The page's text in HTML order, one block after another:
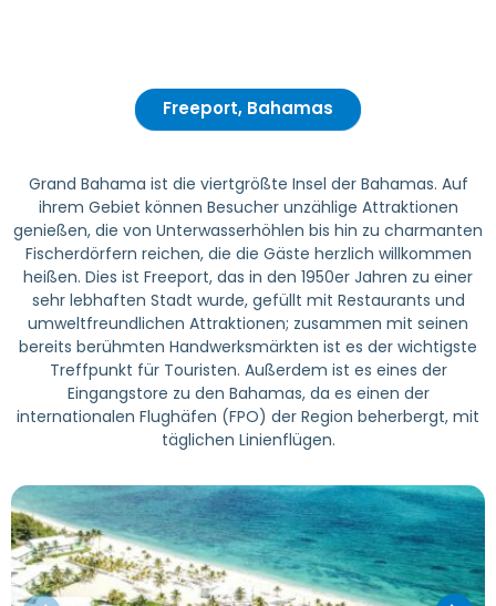
Freeport, Bahamas
Grand Bahama ist die viertgrößte Insel der Bahamas. Auf
ihrem Gebiet können Besucher unzählige Attraktionen
genießen, die von Unterwasserhöhlen bis hin zu charmanten
Fischerdörfern reichen, die die Gäste herzlich willkommen
heißen. Dies ist Freeport, das in den 1950er Jahren zu einer
sehr lebhaften Stadt wurde, gefüllt mit Restaurants und
umweltfreundlichen Attraktionen; zusammen mit seinen
bereits berühmten Handwerksmärkten ist es der wichtigste
Treffpunkt für Touristen. Außerdem ist es eines der
Eingangstore zu den Bahamas, da es einen der
internationalen Flughäfen (FPO) der Region beherbergt, mit
täglichen Linienflügen.